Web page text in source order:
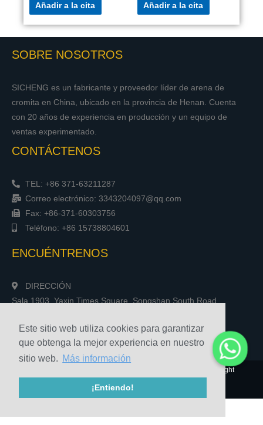
Este sitio web utiliza cookies para garantizar
que obtenga la mejor experiencia en nuestro
sitio web. Más información
¡Entiendo!
Añadir a la cita Añadir a la cita
SOBRE NOSOTROS
SICHENG es un fabricante y proveedor líder de arena de
cromita en China, ubicado en la provincia de Henan. Cuenta
con 20 años de experiencia en producción y un equipo de
ventas experimentado.
CONTÁCTENOS
TEL: +86 371-63211287
Correo electrónico: 3343204097@qq.com
Fax: +86-371-60303756
Teléfono: +86 15738804601
ENCUÉNTRENOS
DIRECCIÓN
Sala 1903, Yaxin Times Square, Songshan South Road,
© 2010-2020 Henan Sicheng Abrasives Tech Co., Ltd. Copyright